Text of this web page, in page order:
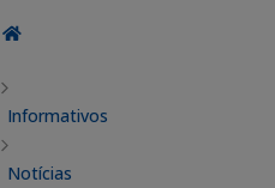
Informativos
Notícias